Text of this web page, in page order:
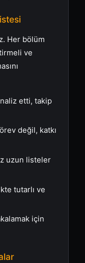
Her bölüm
ve
etti, takip
değil, katkı
uzun listeler
tutarlı ve
için